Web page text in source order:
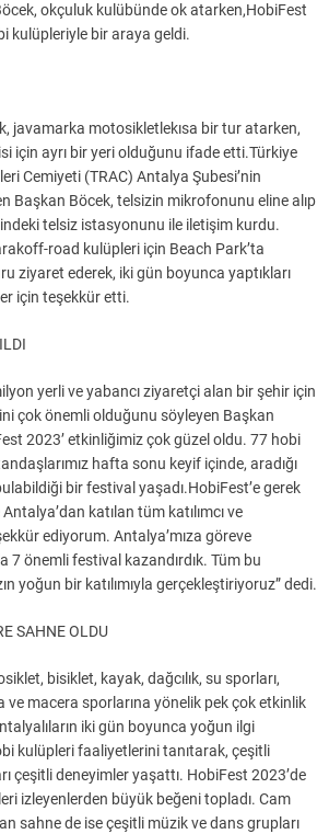
okçuluk kulübünde ok atarken,HobiFest
kulüpleriyle bir araya geldi.
javamarka motosikletlekısa bir tur atarken,
için ayrı bir yeri olduğunu ifade etti.Türkiye
Cemiyeti (TRAC) Antalya Şubesi’nin
Başkan Böcek, telsizin mikrofonunu eline alıp
telsiz istasyonunu ile iletişim kurdu.
road kulüpleri için Beach Park’ta
ziyaret ederek, iki gün boyunca yaptıkları
için teşekkür etti.
yerli ve yabancı ziyaretçi alan bir şehir için
çok önemli olduğunu söyleyen Başkan
2023’ etkinliğimiz çok güzel oldu. 77 hobi
hafta sonu keyif içinde, aradığı
bir festival yaşadı.HobiFest’e gerek
katılan tüm katılımcı ve
ediyorum. Antalya’mıza göreve
7 önemli festival kazandırdık. Tüm bu
yoğun bir katılımıyla gerçekleştiriyoruz” dedi.
SAHNE OLDU
bisiklet, kayak, dağcılık, su sporları,
macera sporlarına yönelik pek çok etkinlik
iki gün boyunca yoğun ilgi
kulüpleri faaliyetlerini tanıtarak, çeşitli
çeşitli deneyimler yaşattı. HobiFest 2023’de
izleyenlerden büyük beğeni topladı. Cam
sahne de ise çeşitli müzik ve dans grupları